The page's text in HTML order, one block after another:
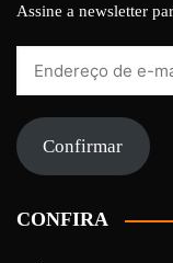
Assine a newsletter
mail Confirmar
CONFIRA